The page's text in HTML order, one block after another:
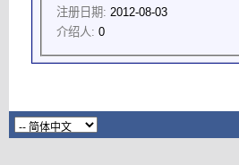
注册日期: 2012-08-03
介绍人: 0